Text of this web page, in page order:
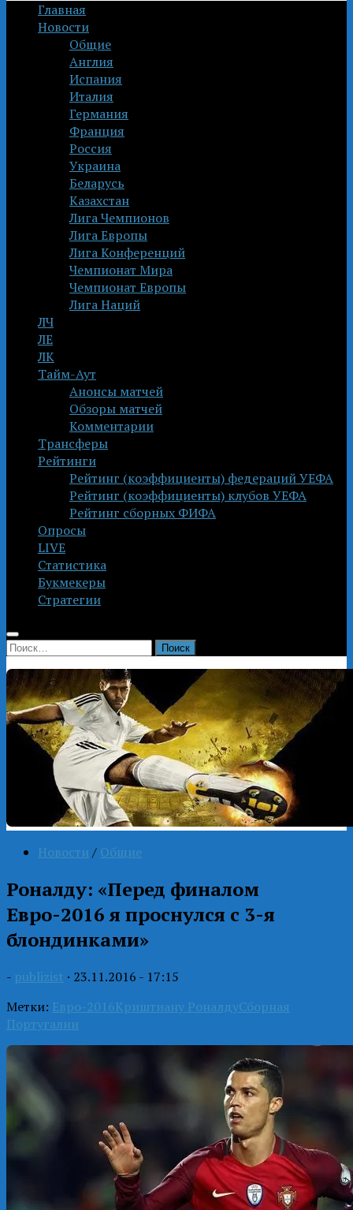
Главная
Новости
Общие
Англия
Испания
Италия
Германия
Франция
Россия
Украина
Беларусь
Казахстан
Лига Чемпионов
Лига Европы
Лига Конференций
Чемпионат Мира
Чемпионат Европы
Лига Наций
ЛЧ
ЛЕ
ЛК
Тайм-Аут
Анонсы матчей
Обзоры матчей
Комментарии
Трансферы
Рейтинги
Рейтинг (коэффициенты) федераций УЕФА
Рейтинг (коэффициенты) клубов УЕФА
Рейтинг сборных ФИФА
Опросы
LIVE
Статистика
Букмекеры
Стратегии
Найти:
Новости / Общие
Роналду: «Перед финалом
Евро-2016 я проснулся с 3-я
блондинками»
- publizist · 23.11.2016 - 17:15
Метки: Евро-2016Криштиану РоналдуСборная
Португалии